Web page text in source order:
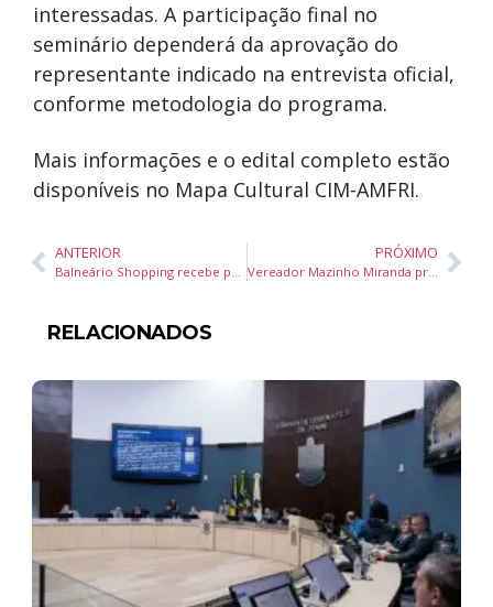
interessadas. A participação final no
seminário dependerá da aprovação do
representante indicado na entrevista oficial,
conforme metodologia do programa.
Mais informações e o edital completo estão
disponíveis no Mapa Cultural CIM-AMFRI.
ANTERIOR
Balneário Shopping recebe parque temático CapiValley, atração inédita sobre capivaras e educação ambiental em Balneário Camboriú
PRÓXIMO
Vereador Mazinho Miranda propõe espaço para fotos na Estrada da Rainha para ampliar segurança em Balneário Camboriú
RELACIONADOS